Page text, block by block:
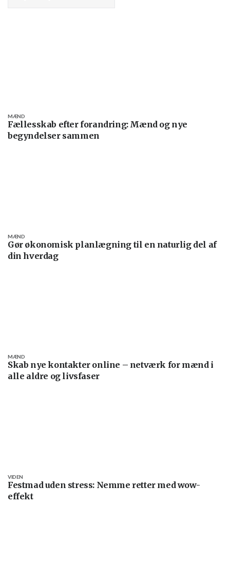
Fællesskab efter forandring: Mænd og nye
begyndelser sammen
MÆND
Gør økonomisk planlægning til en naturlig del af
din hverdag
MÆND
Skab nye kontakter online – netværk for mænd i
alle aldre og livsfaser
MÆND
Festmad uden stress: Nemme retter med wow-
effekt
VIDEN